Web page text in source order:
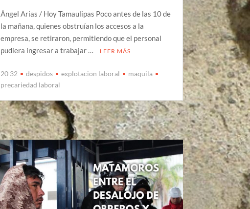
Ángel Arias / Hoy Tamaulipas Poco antes de las 10 de
la mañana, quienes obstruían los accesos a la
empresa, se retiraron, permitiendo que el personal
pudiera ingresar a trabajar …
LEER MÁS
20 32 despidos explotacion laboral
maquila
precariedad laboral